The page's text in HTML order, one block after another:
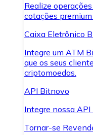
Realize
cotações
Caixa Eletrônico
Integre um ATM
que os seus
criptomoedas.
API Bitnovo
Integre nossa API
Tornar-se